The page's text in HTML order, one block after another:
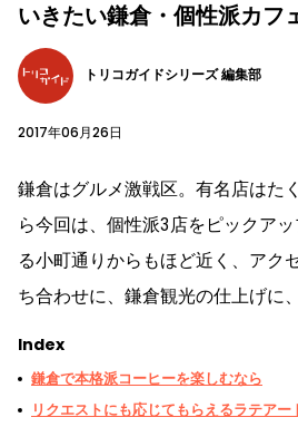
いきたい鎌倉・個性派カフ
トリコガイドシリーズ 編集部
2017年06月26日
鎌倉はグルメ激戦区。有名店はた
ら今回は、個性派3店をピックア
る小町通りからもほど近く、アク
ち合わせに、鎌倉観光の仕上げに
Index
鎌倉で本格派コーヒーを楽しむなら
リクエストにも応じてもらえるラテアー